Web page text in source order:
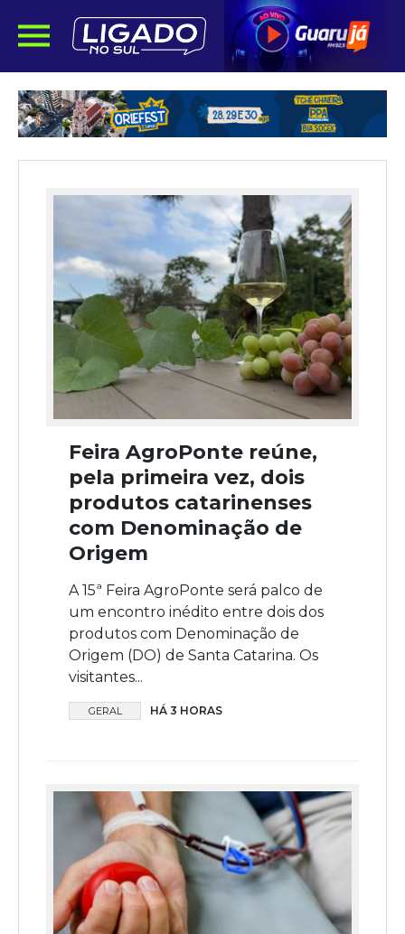
Feira AgroPonte reúne,
pela primeira vez, dois
produtos catarinenses
com Denominação de
Origem
A 15ª Feira AgroPonte será palco de
um encontro inédito entre dois dos
produtos com Denominação de
Origem (DO) de Santa Catarina. Os
visitantes...
GERAL HÁ 3 HORAS